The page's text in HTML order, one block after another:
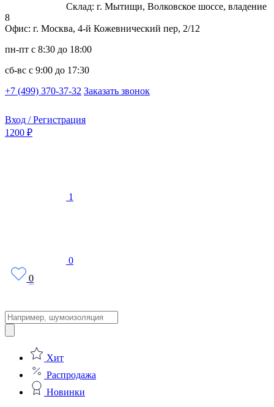
Склад: г. Мытищи, Волковское шоссе, владение
8
Офис: г. Москва, 4-й Кожевнический пер, 2/12
пн-пт с 8:30 до 18:00
сб-вс с 9:00 до 17:30
+7 (499) 370-37-32 Заказать звонок
Вход / Регистрация
1200 ₽
1
0
0
Поиск
товаров
Хит
Распродажа
Новинки